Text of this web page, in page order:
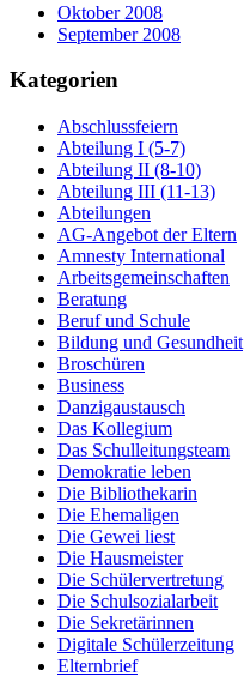
Oktober 2008
September 2008
Kategorien
Abschlussfeiern
Abteilung I (5-7)
Abteilung II (8-10)
Abteilung III (11-13)
Abteilungen
AG-Angebot der Eltern
Amnesty International
Arbeitsgemeinschaften
Beratung
Beruf und Schule
Bildung und Gesundheit
Broschüren
Business
Danzigaustausch
Das Kollegium
Das Schulleitungsteam
Demokratie leben
Die Bibliothekarin
Die Ehemaligen
Die Gewei liest
Die Hausmeister
Die Schülervertretung
Die Schulsozialarbeit
Die Sekretärinnen
Digitale Schülerzeitung
Elternbrief